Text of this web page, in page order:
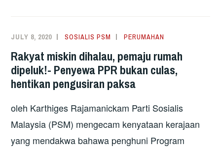
JULY 8, 2020 SOSIALIS PSM PERUMAHAN
Rakyat miskin dihalau, pemaju rumah
dipeluk!- Penyewa PPR bukan culas,
hentikan pengusiran paksa
oleh Karthiges Rajamanickam Parti Sosialis
Malaysia (PSM) mengecam kenyataan kerajaan
yang mendakwa bahawa penghuni Program